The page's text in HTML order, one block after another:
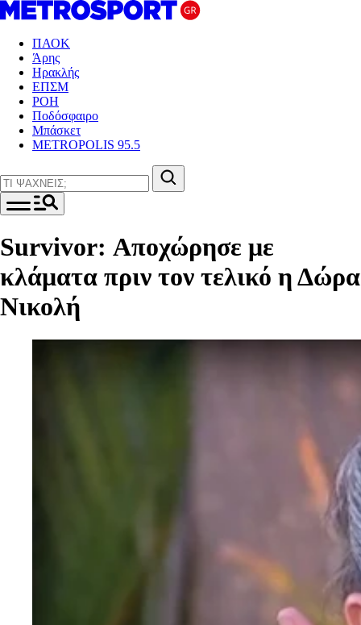
ΠΑΟΚ
Άρης
Ηρακλής
ΕΠΣΜ
ΡΟΗ
Ποδόσφαιρο
Μπάσκετ
METROPOLIS 95.5
Survivor: Αποχώρησε με
κλάματα πριν τον τελικό η Δώρα
Νικολή